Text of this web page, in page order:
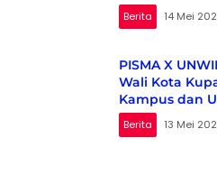
Berita 14 Mei
PISMA X
Wali Kota
Kampus dan
Berita 13 Mei